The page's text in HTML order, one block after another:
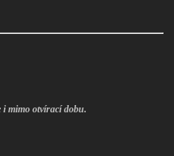
i mimo otvírací dobu.